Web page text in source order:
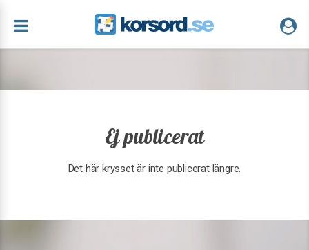
Ej publicerat
Det här krysset är inte publicerat längre.